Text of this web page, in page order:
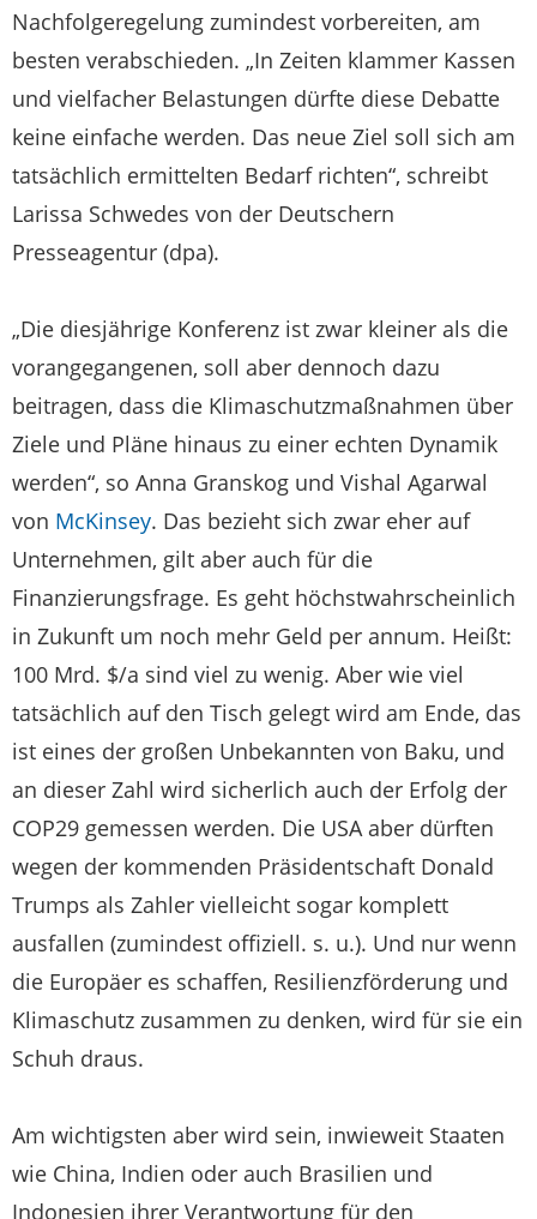
Nachfolgeregelung zumindest vorbereiten, am
besten verabschieden. „In Zeiten klammer Kassen
und vielfacher Belastungen dürfte diese Debatte
keine einfache werden. Das neue Ziel soll sich am
tatsächlich ermittelten Bedarf richten“, schreibt
Larissa Schwedes von der Deutschern
Presseagentur (dpa).
„Die diesjährige Konferenz ist zwar kleiner als die
vorangegangenen, soll aber dennoch dazu
beitragen, dass die Klimaschutzmaßnahmen über
Ziele und Pläne hinaus zu einer echten Dynamik
werden“, so Anna Granskog und Vishal Agarwal
von McKinsey. Das bezieht sich zwar eher auf
Unternehmen, gilt aber auch für die
Finanzierungsfrage. Es geht höchstwahrscheinlich
in Zukunft um noch mehr Geld per annum. Heißt:
100 Mrd. $/a sind viel zu wenig. Aber wie viel
tatsächlich auf den Tisch gelegt wird am Ende, das
ist eines der großen Unbekannten von Baku, und
an dieser Zahl wird sicherlich auch der Erfolg der
COP29 gemessen werden. Die USA aber dürften
wegen der kommenden Präsidentschaft Donald
Trumps als Zahler vielleicht sogar komplett
ausfallen (zumindest offiziell. s. u.). Und nur wenn
die Europäer es schaffen, Resilienzförderung und
Klimaschutz zusammen zu denken, wird für sie ein
Schuh draus.
Am wichtigsten aber wird sein, inwieweit Staaten
wie China, Indien oder auch Brasilien und
Indonesien ihrer Verantwortung für den